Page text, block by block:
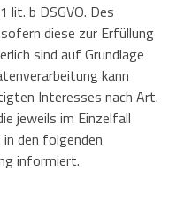
lit. b DSGVO. Des
diese zur Erfüllung
sind auf Grundlage
kann
Interesses nach Art.
jeweils im Einzelfall
den folgenden
informiert.